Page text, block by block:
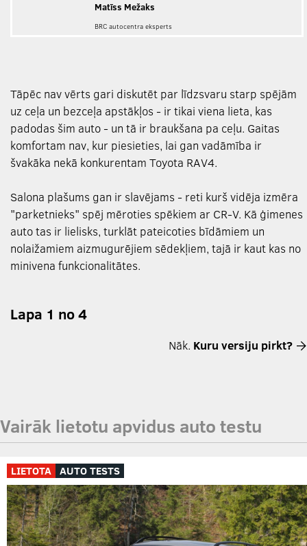
Matīss Mežaks
BRC autocentra eksperts
Tāpēc nav vērts gari diskutēt par līdzsvaru starp spējām
uz ceļa un bezceļa apstākļos - ir tikai viena lieta, kas
padodas šim auto - un tā ir braukšana pa ceļu. Gaitas
komfortam nav, kur piesieties, lai gan vadāmība ir
švakāka nekā konkurentam Toyota RAV4.
Salona plašums gan ir slavējams - reti kurš vidēja izmēra
"parketnieks" spēj mēroties spēkiem ar CR-V. Kā ģimenes
auto tas ir lielisks, turklāt pateicoties bīdāmiem un
nolaižamiem aizmugurējiem sēdekļiem, tajā ir kaut kas no
minivena funkcionalitātes.
Lapa 1 no 4
Nāk. Kuru versiju pirkt?
Vairāk lietotu apvidus auto testu
LIETOTA AUTO TESTS